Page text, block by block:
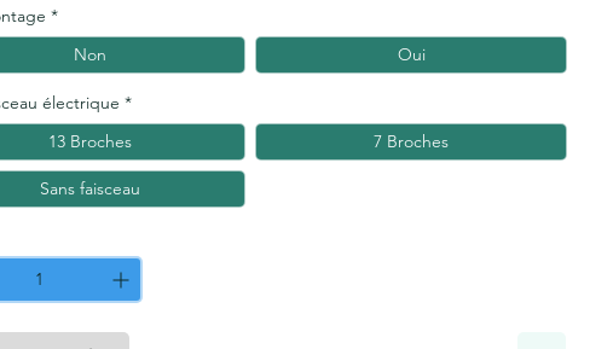
*
Non
Oui
électrique *
13 Broches
7 Broches
Sans faisceau